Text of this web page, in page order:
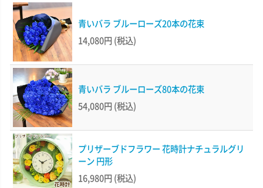
青いバラ ブルーローズ20本の花束
14,080円 (税込)
青いバラ ブルーローズ80本の花束
54,080円 (税込)
プリザーブドフラワー 花時計ナチュラルグリ
ーン 円形
16,980円 (税込)